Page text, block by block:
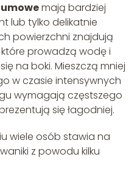
mają bardziej
lub tylko delikatnie
powierzchni znajdują
które prowadzą wodę i
na boki. Mieszczą mniej
w czasie intensywnych
wymagają częstszego
się łagodniej.
wiele osób stawia na
z powodu kilku